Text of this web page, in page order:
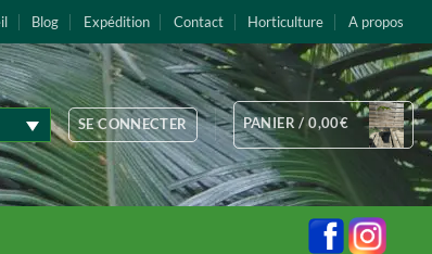
Blog Expédition Contact Horticulture A propos
SE CONNECTER PANIER /0,00€